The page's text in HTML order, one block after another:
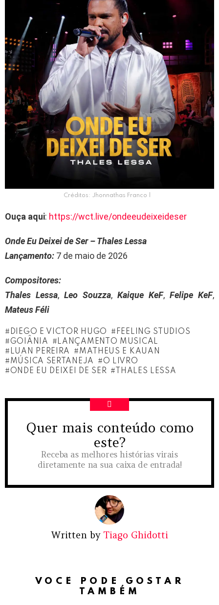
Créditos: Jhonnathas Franco |
Ouça aqui: https://wct.live/ondeeudeixeideser
Onde Eu Deixei de Ser – Thales Lessa
Lançamento: 7 de maio de 2026
Compositores:
Thales Lessa, Leo Souzza, Kaique KeF, Felipe KeF,
Mateus Féli
DIEGO E VICTOR HUGO
FEELING STUDIOS
GOIÂNIA
LANÇAMENTO MUSICAL
LUAN PEREIRA
MATHEUS E KAUAN
MÚSICA SERTANEJA
O LIVRO
ONDE EU DEIXEI DE SER
THALES LESSA
NEWSLETTER
Quer mais conteúdo como
este?
Receba as melhores histórias virais
diretamente na sua caixa de entrada!
Written by Tiago Ghidotti
VOCÊ PODE GOSTAR
TAMBÉM